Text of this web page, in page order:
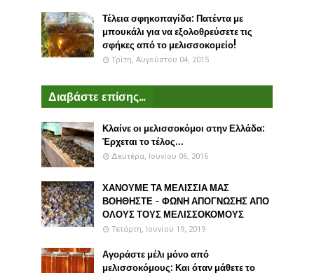
Τέλεια σφηκοπαγίδα: Πατέντα με
μπουκάλι για να εξολοθρεύσετε τις
σφήκες από το μελισσοκομείο!
Τρίτη, Αυγούστου 04, 2015
Διαβάστε επίσης...
Κλαίνε οι μελισσοκόμοι στην Ελλάδα:
Έρχεται το τέλος...
Δευτέρα, Ιουνίου 06, 2016
ΧΑΝΟΥΜΕ ΤΑ ΜΕΛΙΣΣΙΑ ΜΑΣ
ΒΟΗΘΗΣΤΕ - ΦΩΝΗ ΑΠΟΓΝΩΣΗΣ ΑΠΟ
ΟΛΟΥΣ ΤΟΥΣ ΜΕΛΙΣΣΟΚΟΜΟΥΣ
Τετάρτη, Ιουνίου 19, 2019
Αγοράστε μέλι μόνο από
μελισσοκόμους: Και όταν μάθετε το